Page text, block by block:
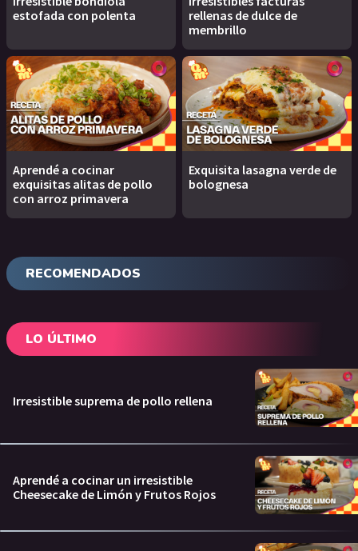
estofada con polenta
rellenas de dulce de
membrillo
Aprendé a cocinar
exquisitas alitas de pollo
con arroz primavera
Exquisita lasagna verde de
bolognesa
RECOMENDADOS
LO ÚLTIMO
Irresistible suprema de pollo rellena
Aprendé a cocinar un irresistible
Cheesecake de Limón y Frutos Rojos